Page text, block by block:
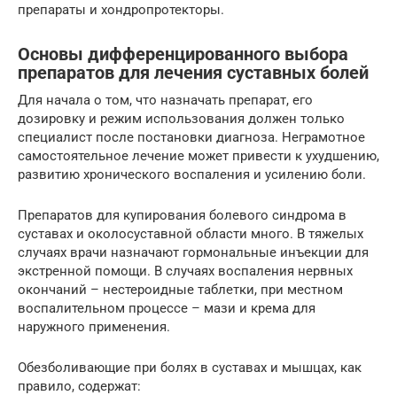
препараты и хондропротекторы.
Основы дифференцированного выбора
препаратов для лечения суставных болей
Для начала о том, что назначать препарат, его
дозировку и режим использования должен только
специалист после постановки диагноза. Неграмотное
самостоятельное лечение может привести к ухудшению,
развитию хронического воспаления и усилению боли.
Препаратов для купирования болевого синдрома в
суставах и околосуставной области много. В тяжелых
случаях врачи назначают гормональные инъекции для
экстренной помощи. В случаях воспаления нервных
окончаний – нестероидные таблетки, при местном
воспалительном процессе – мази и крема для
наружного применения.
Обезболивающие при болях в суставах и мышцах, как
правило, содержат: